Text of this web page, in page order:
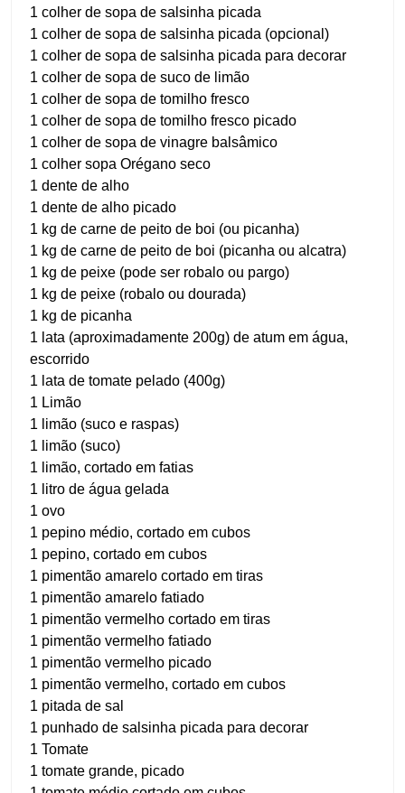
1 colher de sopa de salsinha picada
1 colher de sopa de salsinha picada (opcional)
1 colher de sopa de salsinha picada para decorar
1 colher de sopa de suco de limão
1 colher de sopa de tomilho fresco
1 colher de sopa de tomilho fresco picado
1 colher de sopa de vinagre balsâmico
1 colher sopa Orégano seco
1 dente de alho
1 dente de alho picado
1 kg de carne de peito de boi (ou picanha)
1 kg de carne de peito de boi (picanha ou alcatra)
1 kg de peixe (pode ser robalo ou pargo)
1 kg de peixe (robalo ou dourada)
1 kg de picanha
1 lata (aproximadamente 200g) de atum em água,
escorrido
1 lata de tomate pelado (400g)
1 Limão
1 limão (suco e raspas)
1 limão (suco)
1 limão, cortado em fatias
1 litro de água gelada
1 ovo
1 pepino médio, cortado em cubos
1 pepino, cortado em cubos
1 pimentão amarelo cortado em tiras
1 pimentão amarelo fatiado
1 pimentão vermelho cortado em tiras
1 pimentão vermelho fatiado
1 pimentão vermelho picado
1 pimentão vermelho, cortado em cubos
1 pitada de sal
1 punhado de salsinha picada para decorar
1 Tomate
1 tomate grande, picado